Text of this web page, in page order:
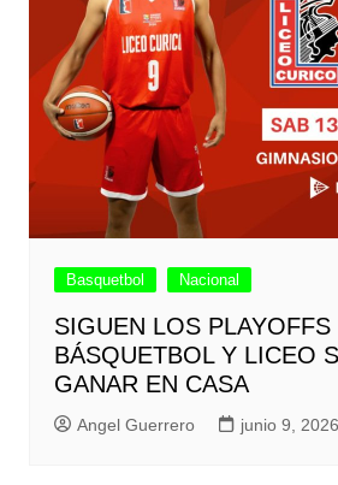
Basquetbol Nacional
SIGUEN LOS PLAYOFFS
BÁSQUETBOL Y LICEO
GANAR EN CASA
Angel Guerrero junio 9, 2026